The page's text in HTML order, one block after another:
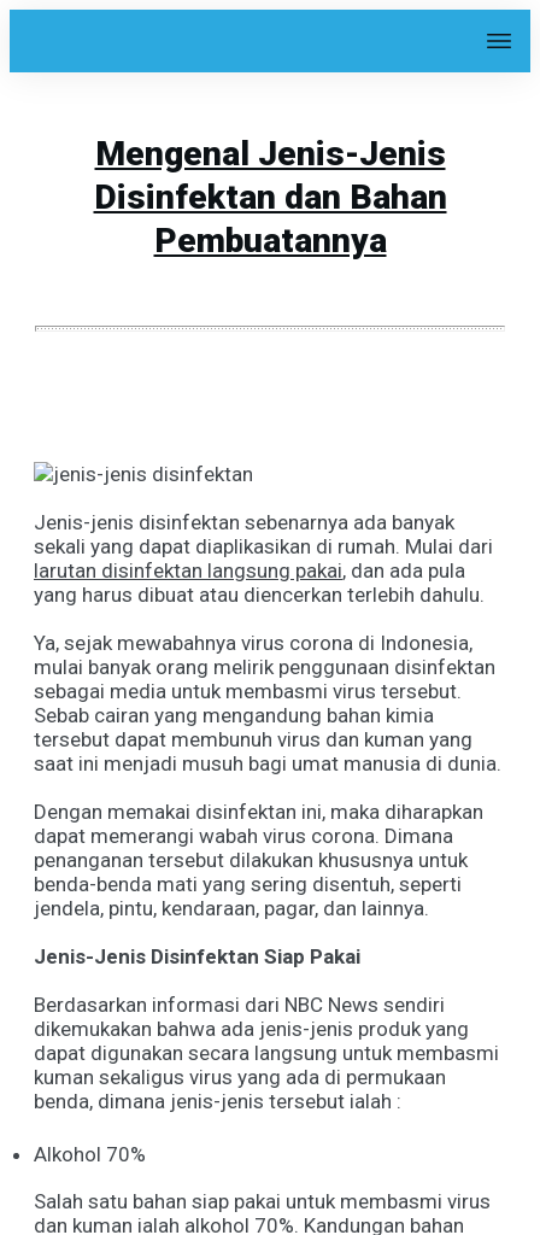
Mengenal Jenis-Jenis
Disinfektan dan Bahan
Pembuatannya
Jenis-jenis disinfektan sebenarnya ada banyak
sekali yang dapat diaplikasikan di rumah. Mulai dari
larutan disinfektan langsung pakai, dan ada pula
yang harus dibuat atau diencerkan terlebih dahulu.
Ya, sejak mewabahnya virus corona di Indonesia,
mulai banyak orang melirik penggunaan disinfektan
sebagai media untuk membasmi virus tersebut.
Sebab cairan yang mengandung bahan kimia
tersebut dapat membunuh virus dan kuman yang
saat ini menjadi musuh bagi umat manusia di dunia.
Dengan memakai disinfektan ini, maka diharapkan
dapat memerangi wabah virus corona. Dimana
penanganan tersebut dilakukan khususnya untuk
benda-benda mati yang sering disentuh, seperti
jendela, pintu, kendaraan, pagar, dan lainnya.
Jenis-Jenis Disinfektan Siap Pakai
Berdasarkan informasi dari NBC News sendiri
dikemukakan bahwa ada jenis-jenis produk yang
dapat digunakan secara langsung untuk membasmi
kuman sekaligus virus yang ada di permukaan
benda, dimana jenis-jenis tersebut ialah :
Alkohol 70%
Salah satu bahan siap pakai untuk membasmi virus
dan kuman ialah alkohol 70%. Kandungan bahan